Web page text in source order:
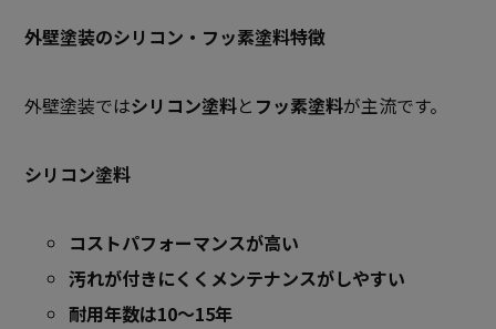
外壁塗装のシリコン・フッ素塗料特徴
外壁塗装ではシリコン塗料と フッ素塗料が主流です。
シリコン塗料
コストパフォーマンスが高い
汚れが付きにくくメンテナンスがしやすい
耐用年数は10～15年